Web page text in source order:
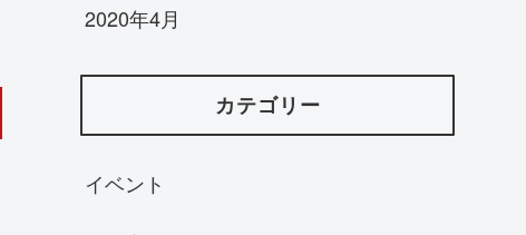
2020年4月
カテゴリー
イベント